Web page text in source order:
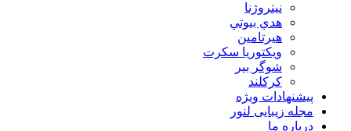
نیتروژنا
هدي بيوتي
هیرتامین
ویکتوریا سکرت
شوگر بير
کرکلند
پیشنهادات ویژه
مجله زیبایی لنور
درباره ما